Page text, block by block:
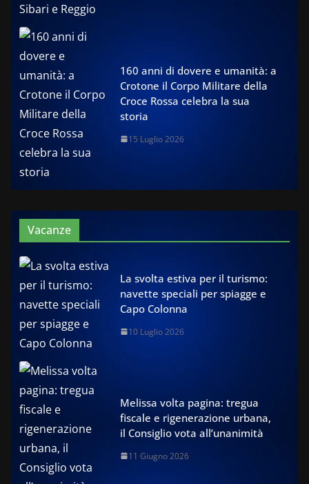
160 anni di dovere e umanità: a
Crotone il Corpo Militare della
Croce Rossa celebra la sua
storia
15 Luglio 2026
Vacanze
La svolta estiva per il turismo:
navette speciali per spiagge e
Capo Colonna
10 Luglio 2026
Melissa volta pagina: tregua
fiscale e rigenerazione urbana,
il Consiglio vota all’unanimità
11 Giugno 2026